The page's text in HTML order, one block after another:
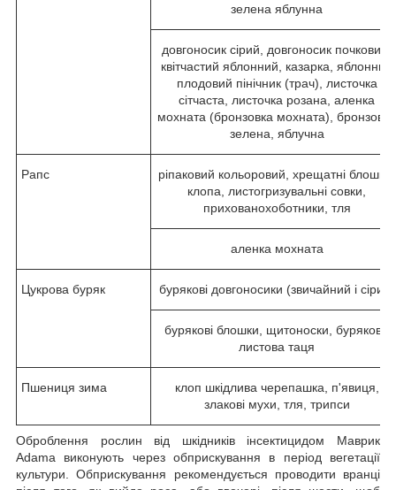
зелена яблунна
довгоносик сірий, довгоносик почковий,
квітчастий яблонний, казарка, яблонний
плодовий пінічник (трач), листочка
сітчаста, листочка розана, аленка
мохната (бронзовка мохната), бронзовка
зелена, яблучна
Рапс
ріпаковий кольоровий, хрещатні блошки,
клопа, листогризувальні совки,
прихованохоботники, тля
аленка мохната
Цукрова буряк бурякові довгоносики (звичайний і сірий)
бурякові блошки, щитоноски, бурякова
листова таця
Пшениця зима
клоп шкідлива черепашка, п'явиця,
злакові мухи, тля, трипси
Оброблення рослин від шкідників інсектицидом Маврик
Adama виконують через обприскування в період вегетації
культури. Обприскування рекомендується проводити вранці